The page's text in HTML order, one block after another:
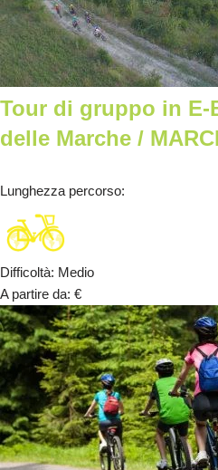
Tour di gruppo in
delle Marche /
Lunghezza percorso:
Difficoltà: Medio
A partire da: €